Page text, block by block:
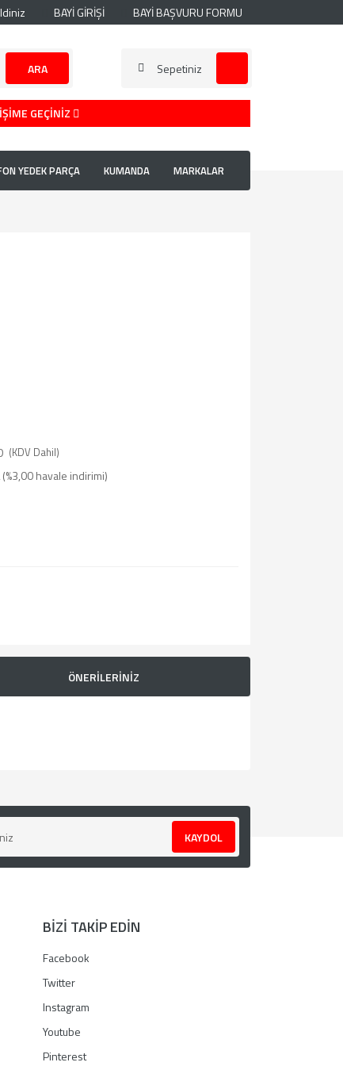
BAYİ GİRİŞİ BAYİ BAŞVURU FORMU
ARA Sepetiniz
GEÇİNİZ
YEDEK PARÇA KUMANDA MARKALAR
(KDV Dahil)
havale indirimi)
ÖNERİLERİNİZ
KAYDOL
BİZİ TAKİP EDİN
Facebook
Twitter
Instagram
Youtube
Pinterest